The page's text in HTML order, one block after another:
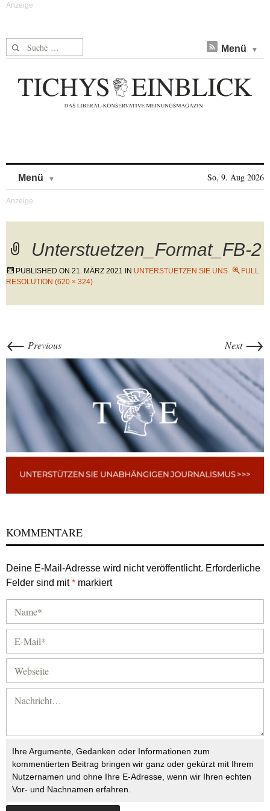
Suche nach: Menü
Menü So, 9. Aug 2026
Unterstuetzen_Format_FB-2
PUBLISHED ON 21. MÄRZ 2021 IN UNTERSTUETZEN SIE UNS
FULL
RESOLUTION (620 × 324)
← Previous Next →
KOMMENTARE
Deine E-Mail-Adresse wird nicht veröffentlicht. Erforderliche
Felder sind mit* markiert
Ihre Argumente, Gedanken oder Informationen zum
kommentierten Beitrag bringen wir ganz oder gekürzt mit Ihrem
Nutzernamen und ohne Ihre E-Adresse, wenn wir Ihren echten
Vor- und Nachnamen erfahren.